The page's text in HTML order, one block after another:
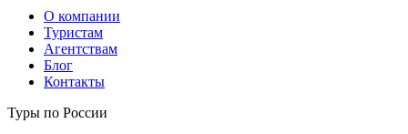
О компании
Туристам
Агентствам
Блог
Контакты
Туры по России